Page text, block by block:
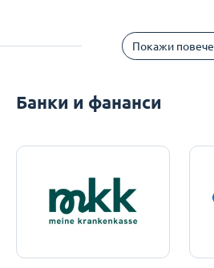
Покажи повече
Банки и фананси